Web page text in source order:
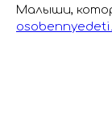
Малыши,